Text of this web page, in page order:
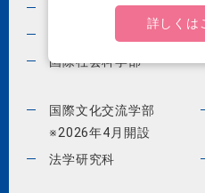
国際社会科学部
国際文化交流学部
※2026年4月開設
法学研究科
詳しくは